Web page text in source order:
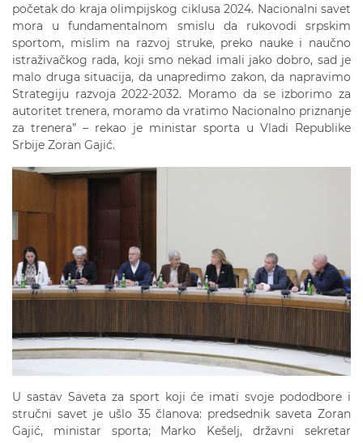
početak do kraja olimpijskog ciklusa 2024. Nacionalni savet
mora u fundamentalnom smislu da rukovodi srpskim
sportom, mislim na razvoj struke, preko nauke i naučno
istraživačkog rada, koji smo nekad imali jako dobro, sad je
malo druga situacija, da unapredimo zakon, da napravimo
Strategiju razvoja 2022-2032. Moramo da se izborimo za
autoritet trenera, moramo da vratimo Nacionalno priznanje
za trenera” – rekao je ministar sporta u Vladi Republike
Srbije Zoran Gajić.
U sastav Saveta za sport koji će imati svoje pododbore i
stručni savet je ušlo 35 članova: predsednik saveta Zoran
Gajić, ministar sporta; Marko Kešelj, državni sekretar